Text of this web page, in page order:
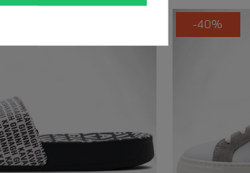
-40%